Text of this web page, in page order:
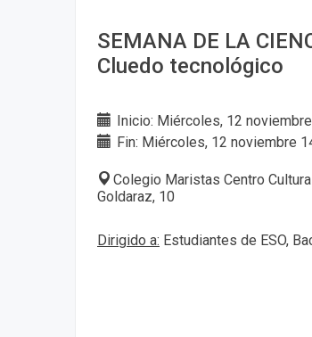
SEMANA DE LA
Cluedo tecnológico
Inicio: Miércoles, 12
Fin: Miércoles, 12 noviembre
Colegio Maristas Centro
Goldaraz, 10
Dirigido a: Estudiantes de ESO,